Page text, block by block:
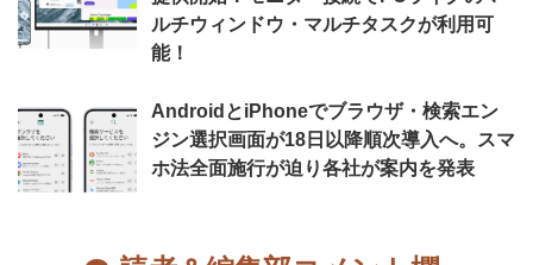
ルチウィンドウ・マルチタスクが利用可
能！
AndroidとiPhoneでブラウザ・検索エン
ジン選択画面が18日以降順次導入へ。スマ
ホ法全面施行が迫り各社が案内を発表